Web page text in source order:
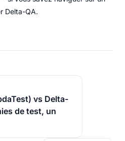
Delta-QA.
vs Delta-
de test, un